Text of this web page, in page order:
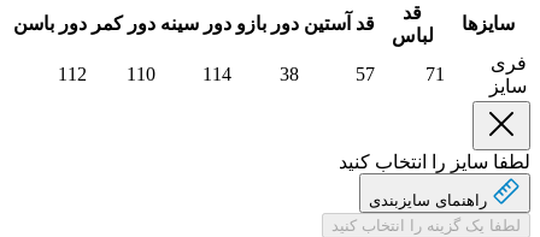
سایزها
قد
لباس
قد آستین دور بازو دور سینه دور کمر دور باسن
فری
سایز
71
57
38
114
110
112
لطفا سایز را انتخاب کنید
راهنمای سایز‌بندی
لطفا یک گزینه را انتخاب کنید